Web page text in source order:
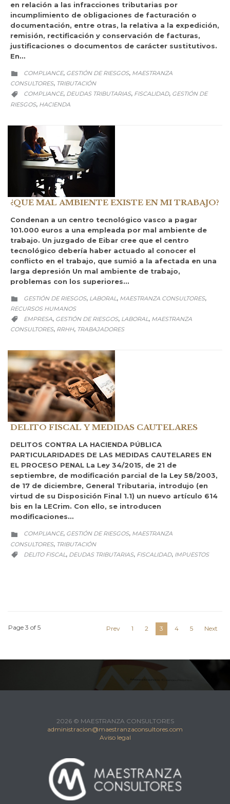
en relación a las infracciones tributarias por
incumplimiento de obligaciones de facturación o
documentación, entre otras, la relativa a la expedición,
remisión, rectificación y conservación de facturas,
justificaciones o documentos de carácter sustitutivos.
En…
 CATEGORY
COMPLIANCE, GESTIÓN DE RIESGOS, MAESTRANZA
CONSULTORES, TRIBUTACIÓN
 CATEGORY
COMPLIANCE, DEUDAS TRIBUTARIAS, FISCALIDAD, GESTIÓN DE
RIESGOS, HACIENDA
¿QUE MAL AMBIENTE EXISTE EN MI TRABAJO?
Condenan a un centro tecnológico vasco a pagar
101.000 euros a una empleada por mal ambiente de
trabajo. Un juzgado de Eibar cree que el centro
tecnológico debería haber actuado al conocer el
conflicto en el trabajo, que sumió a la afectada en una
larga depresión Un mal ambiente de trabajo,
problemas con los superiores…
 CATEGORY
GESTIÓN DE RIESGOS, LABORAL , MAESTRANZA CONSULTORES,
RECURSOS HUMANOS
 CATEGORY
EMPRESA, GESTIÓN DE RIESGOS, LABORAL, MAESTRANZA
CONSULTORES, RRHH, TRABAJADORES
DELITO FISCAL Y MEDIDAS CAUTELARES
DELITOS CONTRA LA HACIENDA PÚBLICA
PARTICULARIDADES DE LAS MEDIDAS CAUTELARES EN
EL PROCESO PENAL La Ley 34/2015, de 21 de
septiembre, de modificación parcial de la Ley 58/2003,
de 17 de diciembre, General Tributaria, introdujo (en
virtud de su Disposición Final 1.1) un nuevo artículo 614
bis en la LECrim. Con ello, se introducen
modificaciones…
 CATEGORY
COMPLIANCE, GESTIÓN DE RIESGOS, MAESTRANZA
CONSULTORES, TRIBUTACIÓN
 CATEGORY
DELITO FISCAL , DEUDAS TRIBUTARIAS, FISCALIDAD, IMPUESTOS
Page 3 of 5 Prev 1 2 3 4 5 Next
2026 © MAESTRANZA CONSULTORES
administracion@maestranzaconsultores.com
Aviso legal